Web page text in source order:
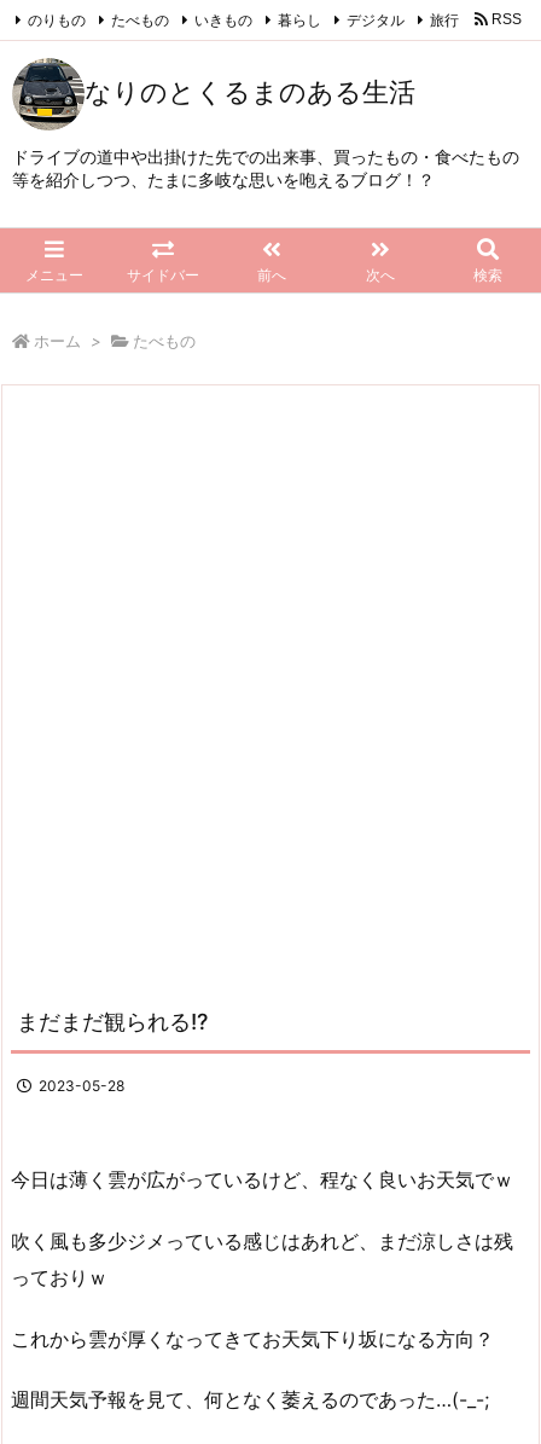
なりのとくるまのある生活
ドライブの道中や出掛けた先での出来事、買ったもの・食べたもの
等を紹介しつつ、たまに多岐な思いを咆えるブログ！？
メニュー サイドバー 前へ 次へ 検索
のりもの たべもの いきもの 暮らし デジタル 旅行 RSS
Feedly
ホーム > たべもの
まだまだ観られる!?
2023-05-28
今日は薄く雲が広がっているけど、程なく良いお天気でｗ
吹く風も多少ジメっている感じはあれど、まだ涼しさは残
っておりｗ
これから雲が厚くなってきてお天気下り坂になる方向？
週間天気予報を見て、何となく萎えるのであった…(-_-;